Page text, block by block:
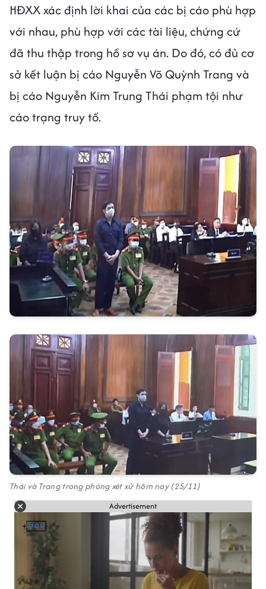
HĐXX xác định lời khai của các bị cáo phù hợp
với nhau, phù hợp với các tài liệu, chứng cứ
đã thu thập trong hồ sơ vụ án. Do đó, có đủ cơ
sở kết luận bị cáo Nguyễn Võ Quỳnh Trang và
bị cáo Nguyễn Kim Trung Thái phạm tội như
cáo trạng truy tố.
Thái và Trang trong phòng xét xử hôm nay (25/11)
Advertisement